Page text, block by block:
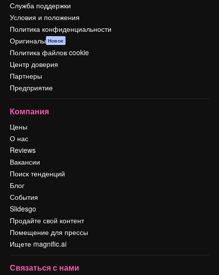
Служба поддержки
Условия и положения
Политика конфиденциальности
Оригиналы Новое
Политика файлов cookie
Центр доверия
Партнеры
Предприятие
Компания
Цены
О нас
Reviews
Вакансии
Поиск тенденций
Блог
События
Slidesgo
Продайте свой контент
Помещение для прессы
Ищете magnific.ai
Связаться с нами